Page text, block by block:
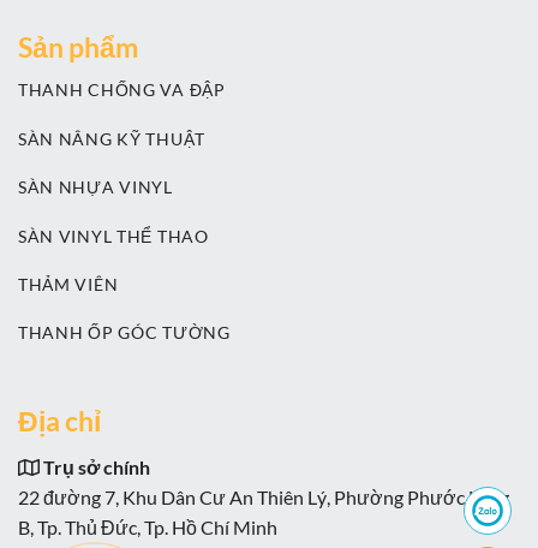
Sản phẩm
THANH CHỐNG VA ĐẬP
SÀN NÂNG KỸ THUẬT
SÀN NHỰA VINYL
SÀN VINYL THỂ THAO
THẢM VIÊN
THANH ỐP GÓC TƯỜNG
Địa chỉ
Trụ sở chính
22 đường 7, Khu Dân Cư An Thiên Lý, Phường Phước Long
B, Tp. Thủ Đức, Tp. Hồ Chí Minh